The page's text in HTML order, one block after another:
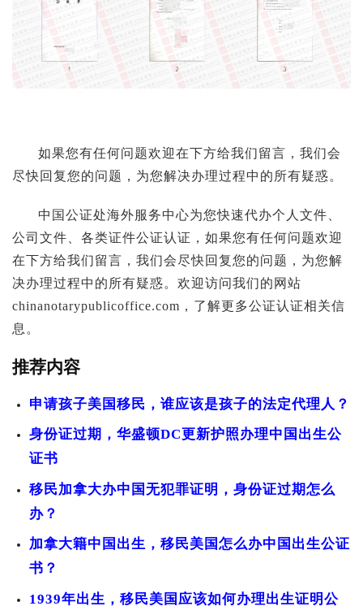
如果您有任何问题欢迎在下方给我们留言，我们会
尽快回复您的问题，为您解决办理过程中的所有疑惑。
中国公证处海外服务中心为您快速代办个人文件、
公司文件、各类证件公证认证，如果您有任何问题欢迎
在下方给我们留言，我们会尽快回复您的问题，为您解
决办理过程中的所有疑惑。欢迎访问我们的网站
chinanotarypublicoffice.com，了解更多公证认证相关信
息。
推荐内容
申请孩子美国移民，谁应该是孩子的法定代理人？
身份证过期，华盛顿DC更新护照办理中国出生公
证书
移民加拿大办中国无犯罪证明，身份证过期怎么
办？
加拿大籍中国出生，移民美国怎么办中国出生公证
书？
1939年出生，移民美国应该如何办理出生证明公